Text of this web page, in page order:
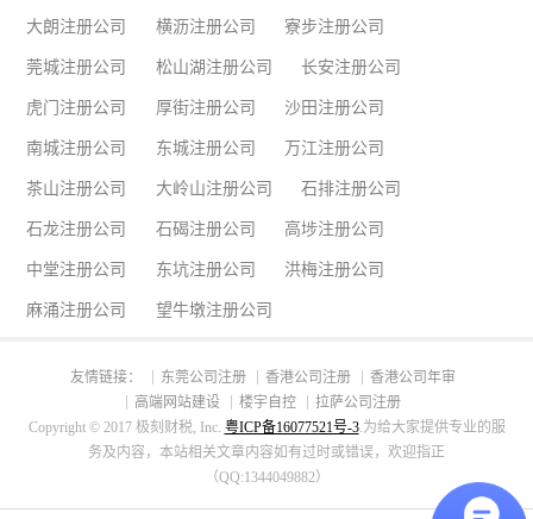
大朗注册公司 横沥注册公司 寮步注册公司
莞城注册公司 松山湖注册公司 长安注册公司
虎门注册公司 厚街注册公司 沙田注册公司
南城注册公司 东城注册公司 万江注册公司
茶山注册公司 大岭山注册公司 石排注册公司
石龙注册公司 石碣注册公司 高埗注册公司
中堂注册公司 东坑注册公司 洪梅注册公司
麻涌注册公司 望牛墩注册公司
友情链接： 东莞公司注册 香港公司注册
香港公司年审
高端网站建设
楼宇自控
拉萨公司注册
Copyright © 2017 极刻财税, Inc. 粤ICP备16077521号-3.为给大家提供专业的服
务及内容，本站相关文章内容如有过时或错误，欢迎指正
（QQ:1344049882）